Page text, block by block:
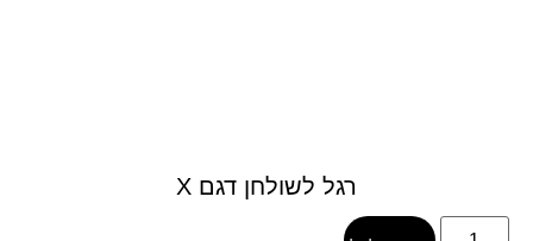
רגל לשולחן דגם X